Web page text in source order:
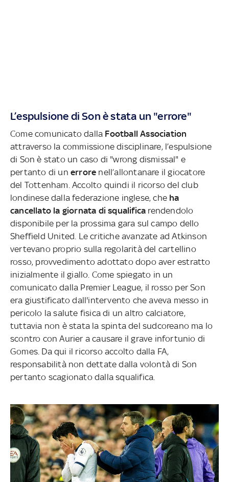
L’espulsione di Son è stata un "errore"
Come comunicato dalla Football Association
attraverso la commissione disciplinare, l’espulsione
di Son è stato un caso di "wrong dismissal" e
pertanto di un errore nell’allontanare il giocatore
del Tottenham. Accolto quindi il ricorso del club
londinese dalla federazione inglese, che ha
cancellato la giornata di squalifica rendendolo
disponibile per la prossima gara sul campo dello
Sheffield United. Le critiche avanzate ad Atkinson
vertevano proprio sulla regolarità del cartellino
rosso, provvedimento adottato dopo aver estratto
inizialmente il giallo. Come spiegato in un
comunicato dalla Premier League, il rosso per Son
era giustificato dall'intervento che aveva messo in
pericolo la salute fisica di un altro calciatore,
tuttavia non è stata la spinta del sudcoreano ma lo
scontro con Aurier a causare il grave infortunio di
Gomes. Da qui il ricorso accolto dalla FA,
responsabilità non dettate dalla volontà di Son
pertanto scagionato dalla squalifica.